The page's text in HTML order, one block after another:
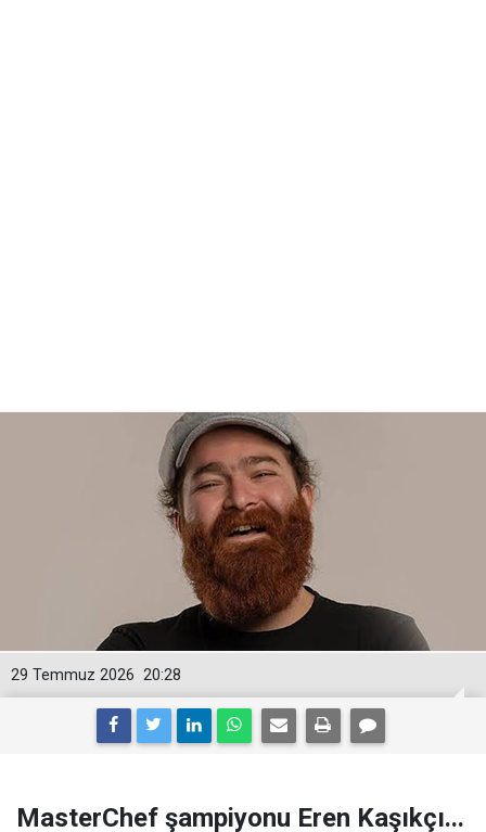
20:28
29 Temmuz 2026
MasterChef şampiyonu Eren Kaşıkçı...